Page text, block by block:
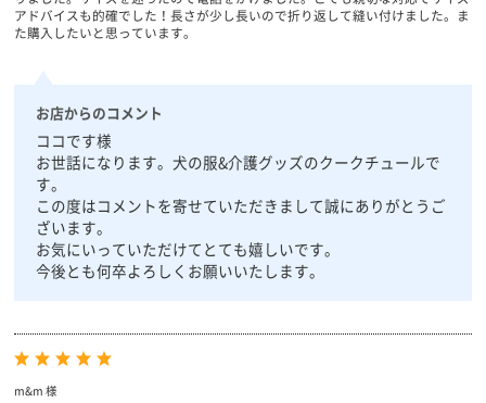
アドバイスも的確でした！長さが少し長いので折り返して縫い付けました。ま
た購入したいと思っています。
お店からのコメント
ココです様
お世話になります。犬の服&介護グッズのクークチュールで
す。
この度はコメントを寄せていただきまして誠にありがとうご
ざいます。
お気にいっていただけてとても嬉しいです。
今後とも何卒よろしくお願いいたします。
m&m 様